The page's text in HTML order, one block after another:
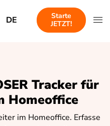
DE
Starte
JETZT!
Tracker für
Homeoffice
im Homeoffice. Erfasse